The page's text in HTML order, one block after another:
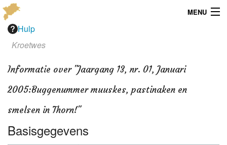
MENU
Menu
Locaties
Kaarten
Hulp
Kroetwes
Informatie over "Jaargang 13, nr. 01, Januari
2005:Buggenummer muuskes, pastinaken en
smelsen in Thorn!"
Basisgegevens